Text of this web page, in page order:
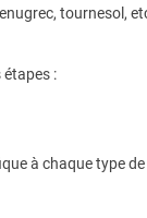
tournesol,
étapes :
à chaque type